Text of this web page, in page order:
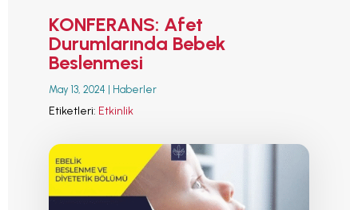
KONFERANS: Afet
Durumlarında Bebek
Beslenmesi
May 13, 2024 Haberler
Etiketleri: Etkinlik